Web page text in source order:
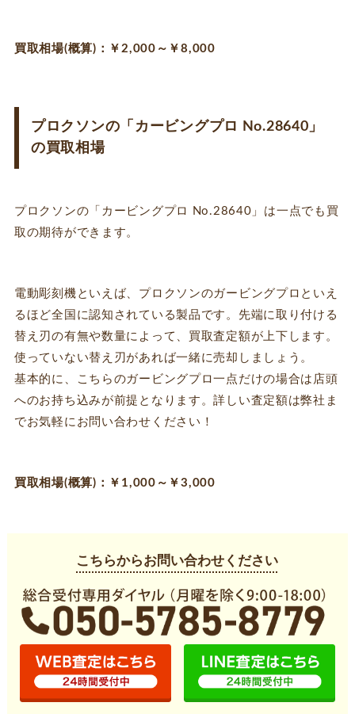
買取相場(概算)：￥2,000～￥8,000
プロクソンの「カービングプロ No.28640」
の買取相場
プロクソンの「カービングプロ No.28640」は一点でも買
取の期待ができます。
電動彫刻機といえば、プロクソンのガービングプロといえ
るほど全国に認知されている製品です。先端に取り付ける
替え刃の有無や数量によって、買取査定額が上下します。
使っていない替え刃があれば一緒に売却しましょう。
基本的に、こちらのガービングプロ一点だけの場合は店頭
へのお持ち込みが前提となります。詳しい査定額は弊社ま
でお気軽にお問い合わせください！
買取相場(概算)：￥1,000～￥3,000
こちらからお問い合わせください